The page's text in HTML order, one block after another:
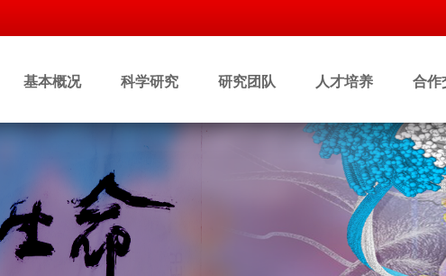
基本概况 科学研究 研究团队 人才培养 合作